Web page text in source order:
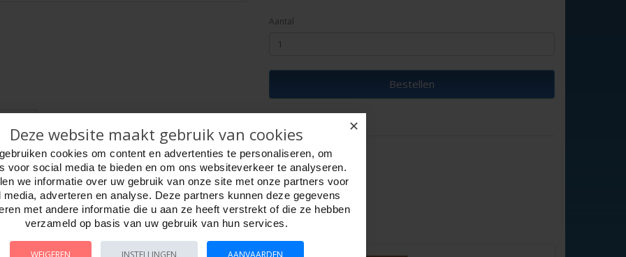
Aantal
Bestellen
chinees-schaak cassette van zwart kunststof met rand.
en vouwbaar speelveld van bedrukt metaal.
kunststof met magneten.
37.2 x 37.8 x 2.5 cm.
37.2 x 18.9 x 5 cm.
✕
Deze website maakt gebruik van cookies
cookies om content en advertenties te personaliseren, om
voor social media te bieden en om ons websiteverkeer te analyseren.
we informatie over uw gebruik van onze site met onze partners voor
media, adverteren en analyse. Deze partners kunnen deze gegevens
met andere informatie die u aan ze heeft verstrekt of die ze hebben
verzameld op basis van uw gebruik van hun services.
WEIGEREN INSTELLINGEN AANVAARDEN